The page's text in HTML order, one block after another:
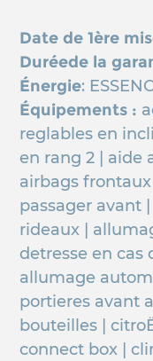
Date de 1ère
Duréede la
Énergie:
Équipements :
reglables en
en rang 2 | aide
airbags
passager avant
rideaux |
detresse en cas
allumage
portieres avant
bouteilles |
connect box |